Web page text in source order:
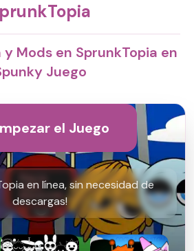
Mods en SprunkTopia en
Juego
el Juego
en línea, sin necesidad de
descargas!